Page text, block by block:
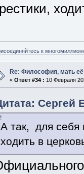
к
Re: Философия, мать её
« Ответ #34 : 10 Февраля
Сергей
А так, для себя
ходить в